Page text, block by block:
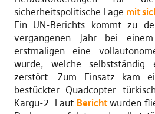
sicherheitspolitische Lage mit
Ein UN-Berichts kommt zu
vergangenen Jahr bei
erstmaligen eine
wurde, welche
zerstört. Zum Einsatz kam
bestückter Quadcopter
Kargu-2. Laut Berichtwurden